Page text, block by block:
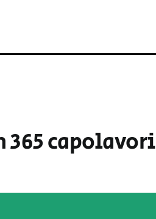
365 capolavori